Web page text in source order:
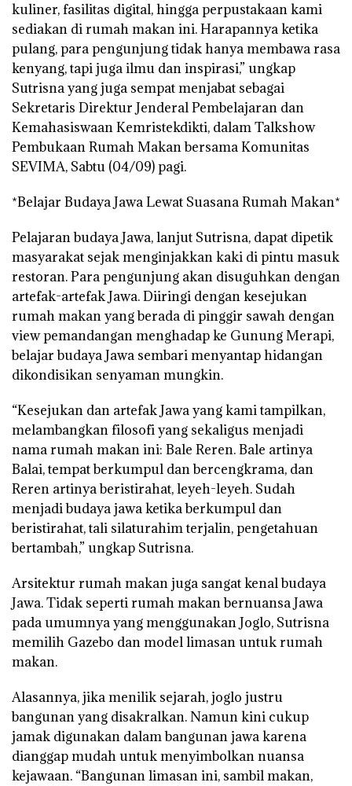
kuliner, fasilitas digital, hingga perpustakaan kami
sediakan di rumah makan ini. Harapannya ketika
pulang, para pengunjung tidak hanya membawa rasa
kenyang, tapi juga ilmu dan inspirasi,” ungkap
Sutrisna yang juga sempat menjabat sebagai
Sekretaris Direktur Jenderal Pembelajaran dan
Kemahasiswaan Kemristekdikti, dalam Talkshow
Pembukaan Rumah Makan bersama Komunitas
SEVIMA, Sabtu (04/09) pagi.
*Belajar Budaya Jawa Lewat Suasana Rumah Makan*
Pelajaran budaya Jawa, lanjut Sutrisna, dapat dipetik
masyarakat sejak menginjakkan kaki di pintu masuk
restoran. Para pengunjung akan disuguhkan dengan
artefak-artefak Jawa. Diiringi dengan kesejukan
rumah makan yang berada di pinggir sawah dengan
view pemandangan menghadap ke Gunung Merapi,
belajar budaya Jawa sembari menyantap hidangan
dikondisikan senyaman mungkin.
“Kesejukan dan artefak Jawa yang kami tampilkan,
melambangkan filosofi yang sekaligus menjadi
nama rumah makan ini: Bale Reren. Bale artinya
Balai, tempat berkumpul dan bercengkrama, dan
Reren artinya beristirahat, leyeh-leyeh. Sudah
menjadi budaya jawa ketika berkumpul dan
beristirahat, tali silaturahim terjalin, pengetahuan
bertambah,” ungkap Sutrisna.
Arsitektur rumah makan juga sangat kenal budaya
Jawa. Tidak seperti rumah makan bernuansa Jawa
pada umumnya yang menggunakan Joglo, Sutrisna
memilih Gazebo dan model limasan untuk rumah
makan.
Alasannya, jika menilik sejarah, joglo justru
bangunan yang disakralkan. Namun kini cukup
jamak digunakan dalam bangunan jawa karena
dianggap mudah untuk menyimbolkan nuansa
kejawaan. “Bangunan limasan ini, sambil makan,